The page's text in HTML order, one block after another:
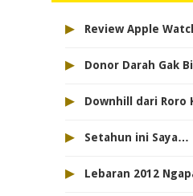
▸ Review Apple
▸ Donor Darah Gak
▸ Downhill dari Roro
▸ Setahun ini Saya…
▸ Lebaran 2012